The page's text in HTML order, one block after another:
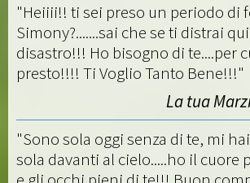
"Heiiii!! ti sei preso un periodo di
Simony?.......sai che se ti distrai
disastro!!! Ho bisogno di te....per
presto!!!! Ti Voglio Tanto Bene!!!"
La tua
"Sono sola oggi senza di te, mi
sola davanti al cielo.....ho il cuore